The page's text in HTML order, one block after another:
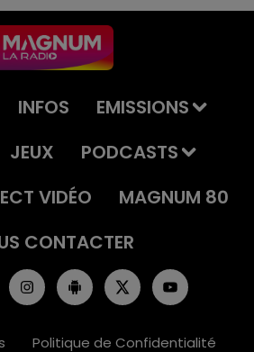
INFOS
EMISSIONS
JEUX
PODCASTS
VIDÉO
MAGNUM 80
CONTACTER
Politique de Confidentialité